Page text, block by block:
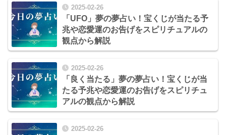
2025-02-26
「UFO」夢の夢占い！宝くじが当たる予
兆や恋愛運のお告げをスピリチュアルの
観点から解説
2025-02-26
「良く当たる」夢の夢占い！宝くじが当
たる予兆や恋愛運のお告げをスピリチュ
アルの観点から解説
2025-02-26